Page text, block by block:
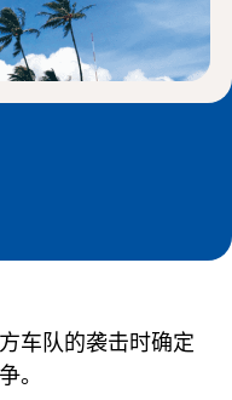
车队的袭击时确定
。